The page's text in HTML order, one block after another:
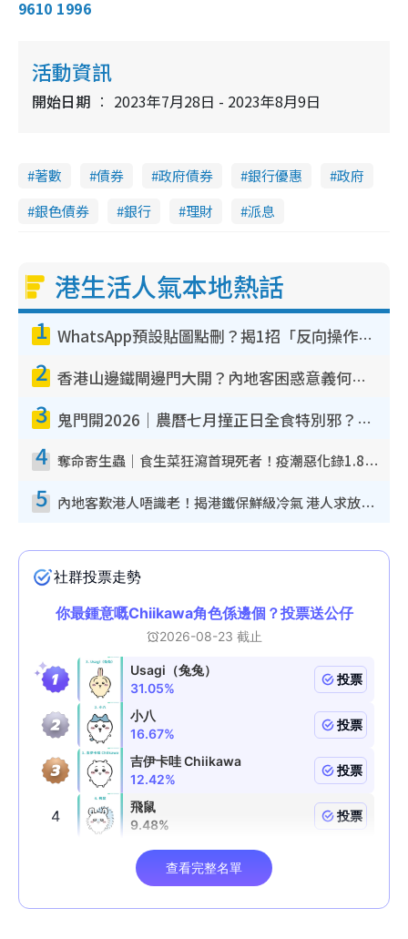
9610 1996
活動資訊
開始日期 2023年7月28日 - 2023年8月9日
著數 債券 政府債券 銀行優惠
政府
銀色債券
銀行 理財 派息
港生活人氣本地熱話
1 WhatsApp預設貼圖點刪？揭1招「反向操作」還原簡潔介面 附3步實測教學
2 香港山邊鐵閘邊門大開？內地客困惑意義何在！網民神回覆：呢種叫法理性防禦
3 鬼門開2026｜農曆七月撞正日全食特別邪？專家警告切忌做一事！揭4大禁忌+2招保平安
4 奪命寄生蟲｜食生菜狂瀉首現死者！疫潮惡化錄1.8萬宗病例 揭洗菜3大謬誤
5 內地客歎港人唔識老！揭港鐵保鮮級冷氣 港人求放過：咪投訴